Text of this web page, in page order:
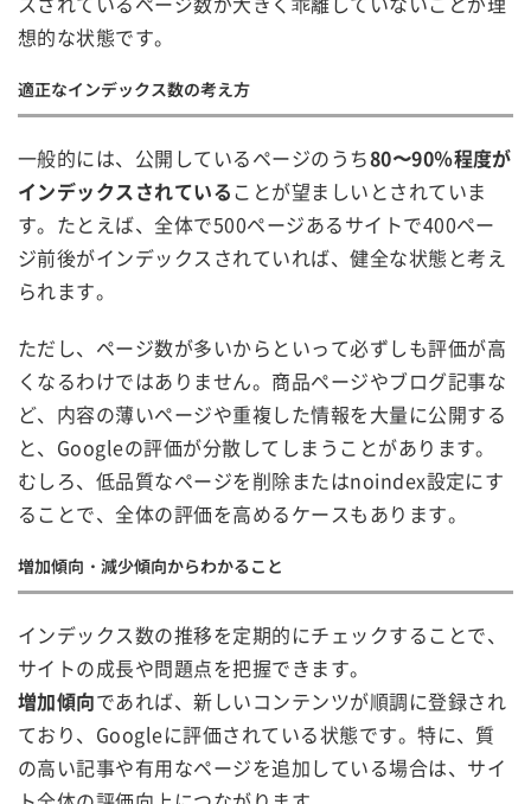
想的な状態です。
適正なインデックス数の考え方
一般的には、公開しているページのうち80〜90％程度が
インデックスされていることが望ましいとされていま
す。たとえば、全体で500ページあるサイトで400ペー
ジ前後がインデックスされていれば、健全な状態と考え
られます。
ただし、ページ数が多いからといって必ずしも評価が高
くなるわけではありません。商品ページやブログ記事な
ど、内容の薄いページや重複した情報を大量に公開する
と、Googleの評価が分散してしまうことがあります。
むしろ、低品質なページを削除またはnoindex設定にす
ることで、全体の評価を高めるケースもあります。
増加傾向・減少傾向からわかること
インデックス数の推移を定期的にチェックすることで、
サイトの成長や問題点を把握できます。
増加傾向であれば、新しいコンテンツが順調に登録され
ており、Googleに評価されている状態です。特に、質
の高い記事や有用なページを追加している場合は、サイ